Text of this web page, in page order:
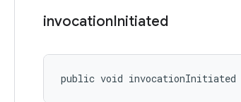
invocationInitiated
public void invocationInitiated